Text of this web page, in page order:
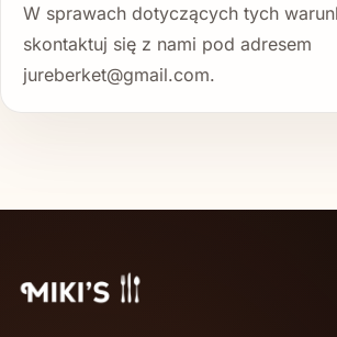
W sprawach dotyczących tych
skontaktuj się z nami pod adresem
jureberket@gmail.com.